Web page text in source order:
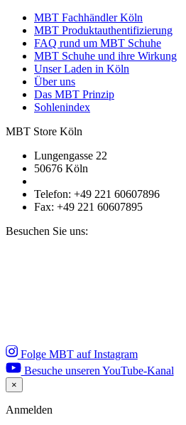
MBT Fachhändler Köln
MBT Produktauthentifizierung
FAQ rund um MBT Schuhe
MBT Schuhe und ihre Wirkung
Unser Laden in Köln
Über uns
Das MBT Prinzip
Sohlenindex
MBT Store Köln
Lungengasse 22
50676 Köln
Telefon: +49 221 60607896
Fax: +49 221 60607895
Besuchen Sie uns:
Folge MBT auf Instagram
Besuche unseren YouTube-Kanal
×
Close
Anmelden